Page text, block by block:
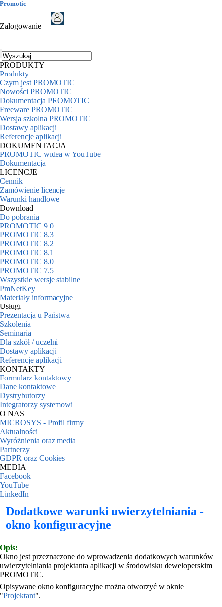
Promotic
Zalogowanie
PRODUKTY
Produkty
Czym jest PROMOTIC
Nowości PROMOTIC
Dokumentacja PROMOTIC
Freeware PROMOTIC
Wersja szkolna PROMOTIC
Dostawy aplikacji
Referencje aplikacji
DOKUMENTACJA
PROMOTIC widea w YouTube
Dokumentacja
LICENCJE
Cennik
Zamówienie licencje
Warunki handlowe
Download
Do pobrania
PROMOTIC 9.0
PROMOTIC 8.3
PROMOTIC 8.2
PROMOTIC 8.1
PROMOTIC 8.0
PROMOTIC 7.5
Wszystkie wersje stabilne
PmNetKey
Materiały informacyjne
Usługi
Prezentacja u Państwa
Szkolenia
Seminaria
Dla szkół / uczelni
Dostawy aplikacji
Referencje aplikacji
KONTAKTY
Formularz kontaktowy
Dane kontaktowe
Dystrybutorzy
Integratorzy systemowi
O NAS
MICROSYS - Profil firmy
Aktualności
Wyróżnienia oraz media
Partnerzy
GDPR oraz Cookies
MEDIA
Facebook
YouTube
LinkedIn
Dodatkowe warunki uwierzytelniania -
okno konfiguracyjne
Opis:
Okno jest przeznaczone do wprowadzenia dodatkowych warunków
uwierzytelniania projektanta aplikacji w środowisku deweloperskim
PROMOTIC.
Opisywane okno konfiguracyjne można otworzyć w oknie
"Projektant".